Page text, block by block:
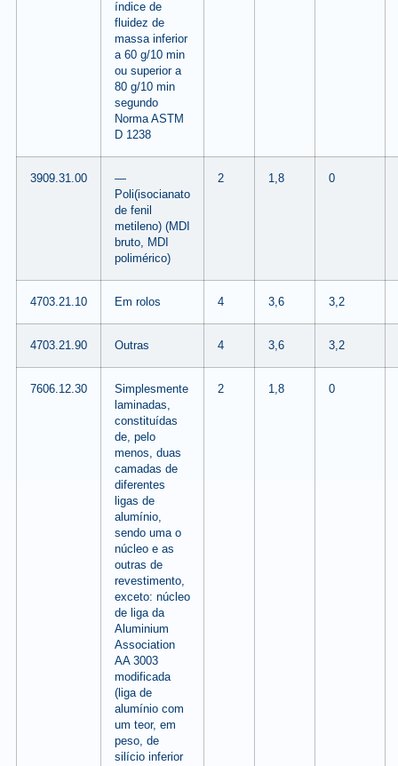
índice de
fluidez de
massa inferior
a 60 g/10 min
ou superior a
80 g/10 min
segundo
Norma ASTM
D 1238
3909.31.00
—
Poli(isocianato
de fenil
metileno) (MDI
bruto, MDI
polimérico)
2 1,8 0
4703.21.10 Em rolos 4 3,6 3,2
4703.21.90 Outras 4 3,6 3,2
7606.12.30
Simplesmente
laminadas,
constituídas
de, pelo
menos, duas
camadas de
diferentes
ligas de
alumínio,
sendo uma o
núcleo e as
outras de
revestimento,
exceto: núcleo
de liga da
Aluminium
Association
AA 3003
modificada
(liga de
alumínio com
um teor, em
peso, de
silício inferior
2 1,8 0